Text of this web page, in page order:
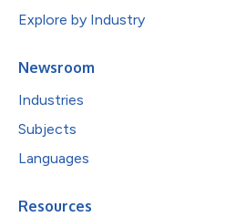
Explore by Industry
Newsroom
Industries
Subjects
Languages
Resources